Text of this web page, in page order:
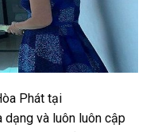
Phát tại
dạng và luôn luôn cập